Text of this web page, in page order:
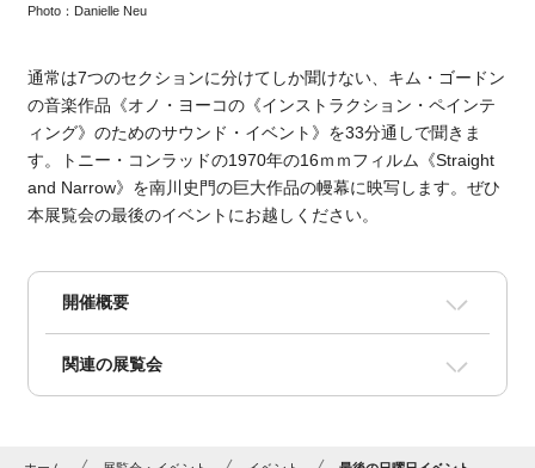
Photo：Danielle Neu
通常は7つのセクションに分けてしか聞けない、キム・ゴードン
の音楽作品《オノ・ヨーコの《インストラクション・ペインテ
ィング》のためのサウンド・イベント 》を33分通しで聞きま
す。トニー・コンラッドの1970年の16ｍｍフィルム《Straight
and Narrow》を南川史⾨の巨⼤作品の幔幕に映写します。ぜひ
本展覧会の最後のイベントにお越しください。
開催概要
関連の展覧会